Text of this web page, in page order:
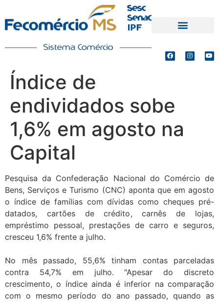
Índice de
endividados sobe
1,6% em agosto na
Capital
Pesquisa da Confederação Nacional do Comércio de
Bens, Serviços e Turismo (CNC) aponta que em agosto
o índice de famílias com dívidas como cheques pré-
datados, cartões de crédito, carnês de lojas,
empréstimo pessoal, prestações de carro e seguros,
cresceu 1,6% frente a julho.
No mês passado, 55,6% tinham contas parceladas
contra 54,7% em julho. "Apesar do discreto
crescimento, o índice ainda é inferior na comparação
com o mesmo período do ano passado, quando as